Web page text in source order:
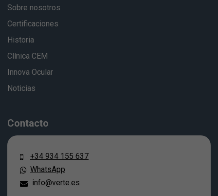
Sobre nosotros
Certificaciones
Historia
Clínica CEM
Innova Ocular
Noticias
Contacto
+34 934 155 637
WhatsApp
info@verte.es